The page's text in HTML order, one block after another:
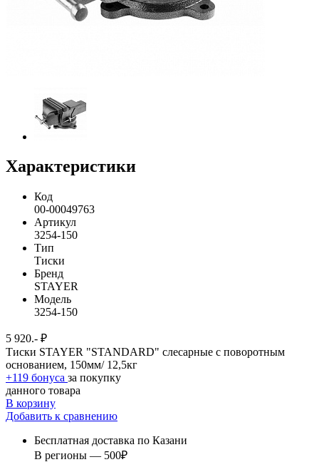
Характеристики
Код
00-00049763
Артикул
3254-150
Тип
Тиски
Бренд
STAYER
Модель
3254-150
5 920.- ₽
Тиски STAYER "STANDARD" слесарные с поворотным
основанием, 150мм/ 12,5кг
+119 бонуса за покупку
данного товара
В корзину
Добавить к сравнению
Бесплатная доставка по Казани
В регионы — 500₽